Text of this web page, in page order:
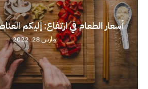
أسعار الطعام في ارتفاع: إليكم
مارس 28, 2022